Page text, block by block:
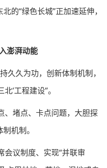
的“绿色长城”正加速延伸，
澎湃动能
久久为功，创新体制机制，
’工程建设”。
、堵点、卡点问题，大胆探
机制。
会议制度、实现“并联审